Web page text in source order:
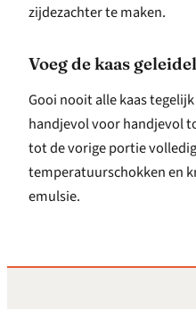
zijdezachter te maken.
Voeg de kaas
Gooi nooit alle kaas
handjevol voor handjevol
tot de vorige portie
temperatuurschokken en
emulsie.